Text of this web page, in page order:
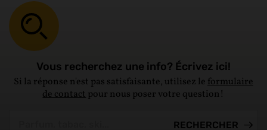
Vous recherchez une info? Écrivez ici!
Si la réponse n'est pas satisfaisante, utilisez leformulaire
de contactpour nous poser votre question!